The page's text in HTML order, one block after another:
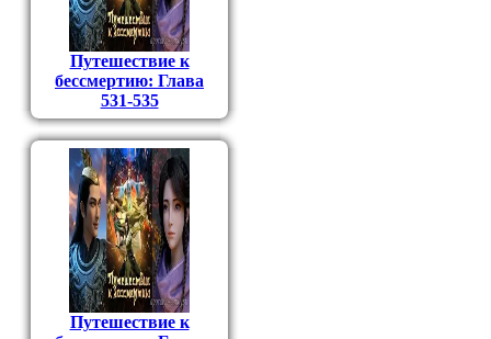
Путешествие к
бессмертию: Глава
531-535
Путешествие к